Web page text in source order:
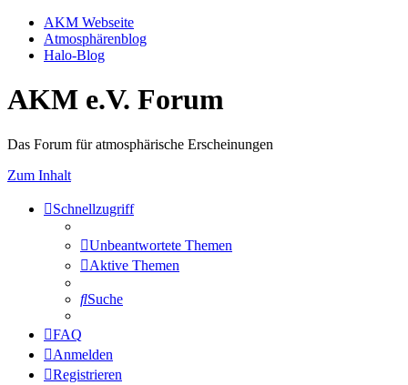
AKM Webseite
Atmosphärenblog
Halo-Blog
AKM e.V. Forum
Das Forum für atmosphärische Erscheinungen
Zum Inhalt
Schnellzugriff
Unbeantwortete Themen
Aktive Themen
Suche
FAQ
Anmelden
Registrieren